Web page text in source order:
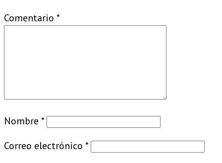
Comentario *
Nombre *
Correo electrónico *